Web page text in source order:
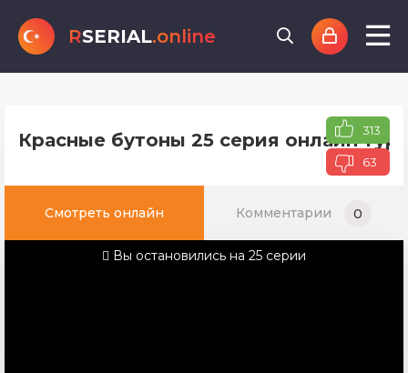
RSERIAL.online
Красные бутоны 25 серия онлайн 313
63
Смотреть онлайн Комментарии 0
Вы остановились на 25 серии